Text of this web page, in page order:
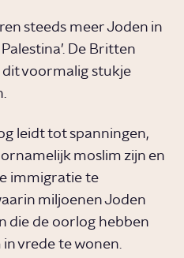
steeds meer Joden in
De Britten
voormalig stukje
leidt tot spanningen,
moslim zijn en
immigratie te
miljoenen Joden
die de oorlog hebben
vrede te wonen.